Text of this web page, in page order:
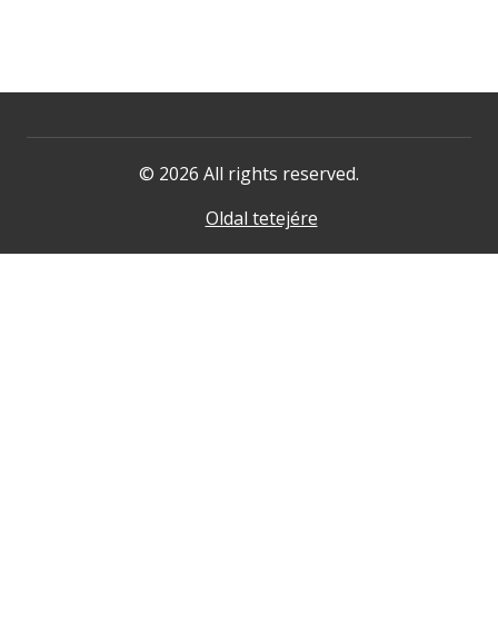
© 2026 All rights reserved.
Oldal tetejére